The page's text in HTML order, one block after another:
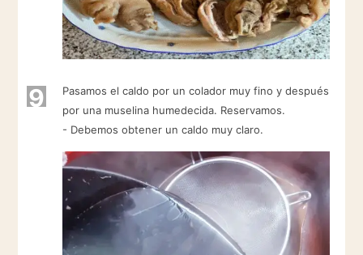
9
Pasamos el caldo por un colador muy fino y después
por una muselina humedecida. Reservamos.
- Debemos obtener un caldo muy claro.